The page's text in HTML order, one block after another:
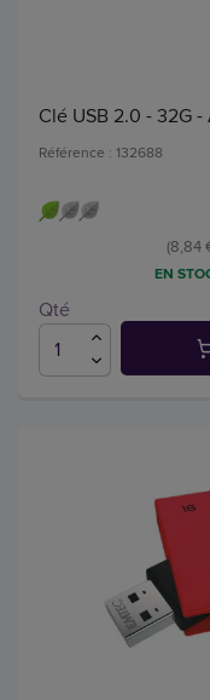
Clé USB 2.0 - 32G -
Référence : 132688
(8,84
EN
Qté